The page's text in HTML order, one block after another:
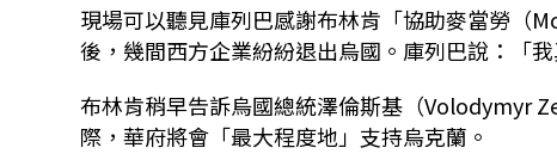
現場可以聽見庫列巴感謝布林肯「協助麥當勞（
後，幾間西方企業紛紛退出烏國。庫列巴說：「
布林肯稍早告訴烏國總統澤倫斯基（Volodymyr
際，華府將會「最大程度地」支持烏克蘭。